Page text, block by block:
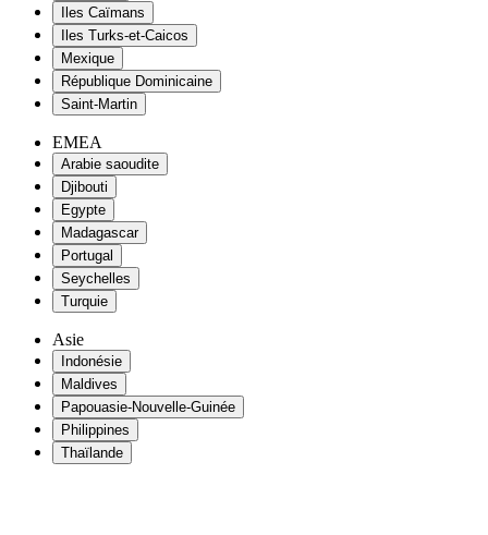
Iles Caïmans
Iles Turks-et-Caicos
Mexique
République Dominicaine
Saint-Martin
EMEA
Arabie saoudite
Djibouti
Egypte
Madagascar
Portugal
Seychelles
Turquie
Asie
Indonésie
Maldives
Papouasie-Nouvelle-Guinée
Philippines
Thaïlande